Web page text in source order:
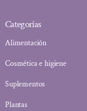
Categorías
Alimentación
Cosmética e higiene
Suplementos
Plantas